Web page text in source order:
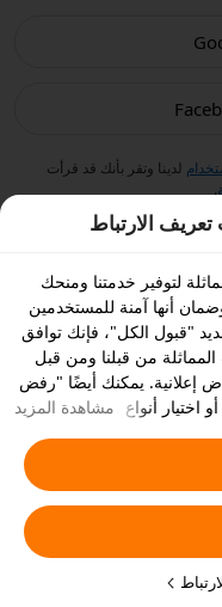
لدينا وتقر بأنك قد قرأت
.
الارتباط
لتوفير خدمتنا ومنحك
أنها آمنة للمستخدمين
"قبول الكل"، فإنك توافق
من قبلنا ومن قبل
إعلانية. يمكنك أيضًا "رفض
اختيار أنواع ملفات تعريف
الخصوصية الخاصة بك.
والتقنيات المشابهة
مشاهدة المزيد